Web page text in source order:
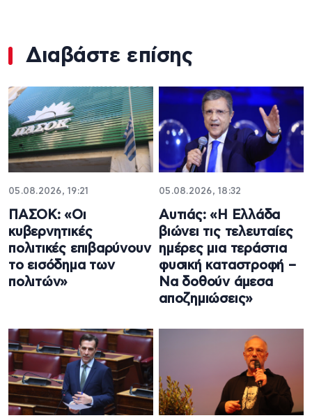
Διαβάστε επίσης
05.08.2026, 19:21
ΠΑΣΟΚ: «Οι
κυβερνητικές
πολιτικές επιβαρύνουν
το εισόδημα των
πολιτών»
05.08.2026, 18:32
Αυτιάς: «Η Ελλάδα
βιώνει τις τελευταίες
ημέρες μια τεράστια
φυσική καταστροφή –
Να δοθούν άμεσα
αποζημιώσεις»